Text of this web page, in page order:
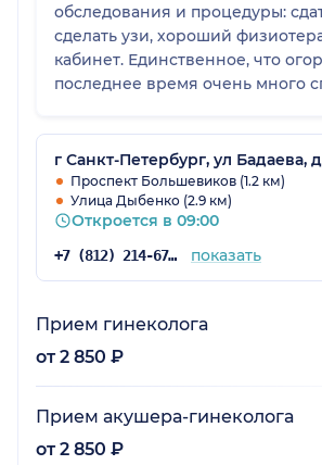
обследования и процедуры:
сделать узи, хороший
кабинет. Единственное, что
последнее время очень много
еще намного больше с
записываться стало сложнее
г Санкт-Петербург, ул Бадаева, д
Проспект Большевиков (1.2 км)
Улица Дыбенко (2.9 км)
Откроется в 09:00
+7 (812) 214-67-27 показать
Прием гинеколога
от 2 850 ₽
Прием акушера-гинеколога
от 2 850 ₽